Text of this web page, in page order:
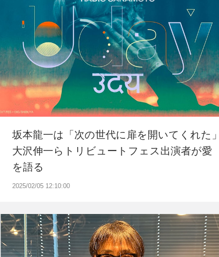
2025/02/05 12:10:00
坂本龍一は「次の世代に扉を開いてくれた
大沢伸一らトリビュートフェス出演者が愛
を語る